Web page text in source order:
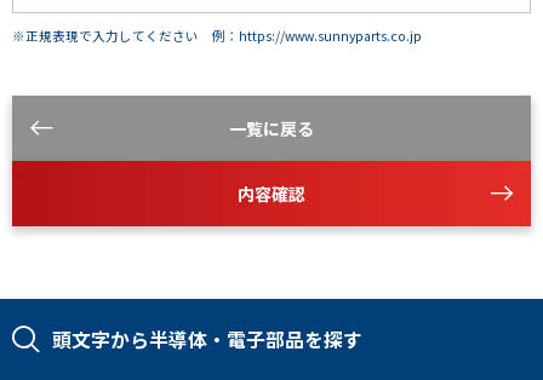
※正規表現で入力してください 例：https://www.sunnyparts.co.jp
一覧に戻る
内容確認
頭文字から半導体・電子部品を探す